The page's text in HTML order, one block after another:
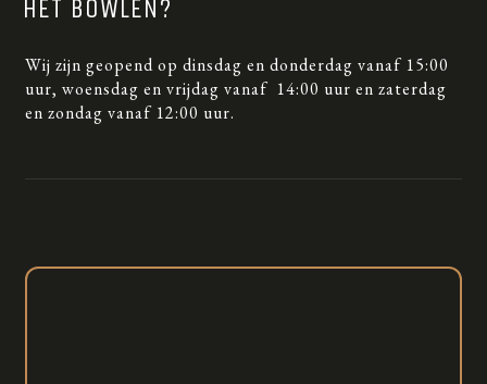
HET BOWLEN?
Wij zijn geopend op dinsdag en donderdag vanaf 15:00
uur, woensdag en vrijdag vanaf 14:00 uur en zaterdag
en zondag vanaf 12:00 uur.